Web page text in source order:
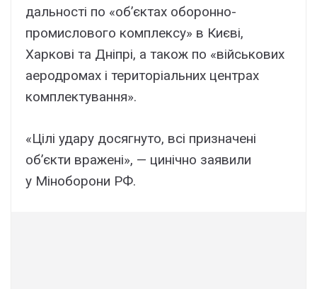
дальності по «об’єктах оборонно-
промислового комплексу» в Києві,
Харкові та Дніпрі, а також по «військових
аеродромах і територіальних центрах
комплектування».
«Цілі удару досягнуто, всі призначені
об’єкти вражені», — цинічно заявили
у Міноборони РФ.